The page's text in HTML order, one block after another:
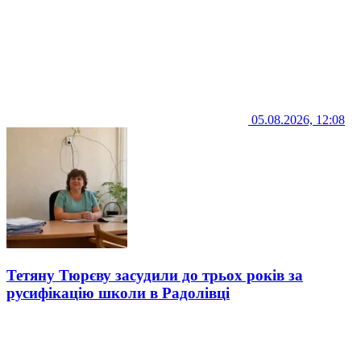
05.08.2026, 12:08
Тетяну Тюрєву засудили до трьох років за
русифікацію школи в Радолівці